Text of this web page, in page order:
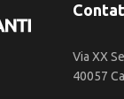
Via XX
40057